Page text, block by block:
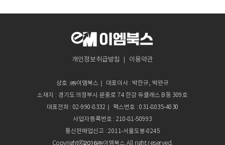
개인정보취급방침 이용약관
상호 :㈜이엠북스｜ 대표이사 : 박한규, 박완규
소재지 : 경기도 의정부시 문충로 74 한강 듀클래스 B동 309호
대표전화 : 02-990-8332｜ 팩스번호 : 031-8035-4030
사업자등록번호 : 210-81-50993
통신판매업신고 : 2011-서울도봉-0245
Copyrightⓒ2016㈜이엠북스.All right reserved.